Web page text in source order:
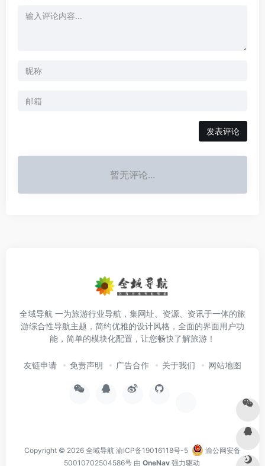
发表评论
暂无评论...
全域导航 一为旅游行业导航，集网址、资源、资讯于一体的旅
游综合性导航主题，简约优雅的设计风格，全面的界面用户功
能，简单的模块化配置，让您畅快了解旅游！
友链申请 免责声明 广告合作 关于我们 网站地图
Copyright © 2026 全域导航 渝ICP备19016118号-5
渝公网安备
50010702504586号由 OneNav 强力驱动